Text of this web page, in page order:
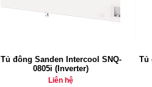
Tủ đông Sanden Intercool SNQ-
0805i (Inverter)
Liên hệ
Tủ